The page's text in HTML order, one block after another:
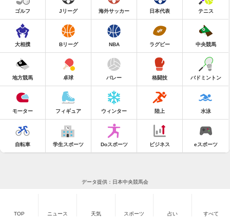
ゴルフ Jリーグ 海外サッカー 日本代表 テニス
大相撲 Bリーグ NBA ラグビー 中央競馬
地方競馬 卓球 バレー 格闘技 バドミントン
モーター フィギュア ウィンター 陸上 水泳
自転車 学生スポーツ Doスポーツ ビジネス eスポーツ
データ提供：日本中央競馬会
TOP ニュース 天気 スポーツ 占い すべて